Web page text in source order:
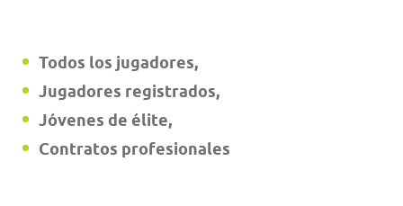
Todos los jugadores,
Jugadores registrados,
Jóvenes de élite,
Contratos profesionales